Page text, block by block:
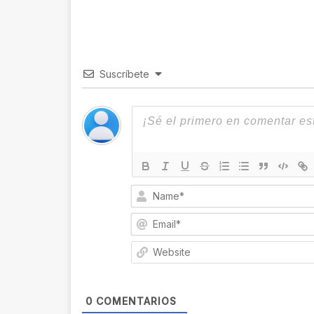
Suscríbete
0 COMENTARIOS